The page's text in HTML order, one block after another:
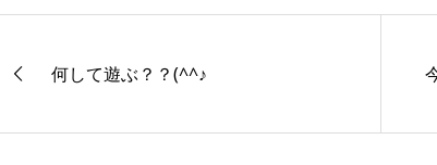
何して遊ぶ？？(^^♪